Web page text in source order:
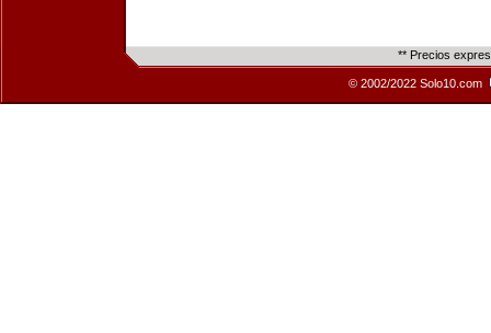
** Precios
© 2002/2022 Solo10.com